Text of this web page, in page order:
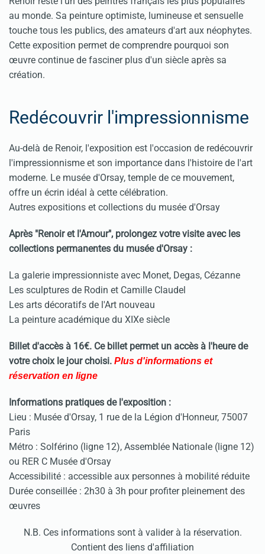
au monde. Sa peinture optimiste, lumineuse et sensuelle
touche tous les publics, des amateurs d'art aux néophytes.
Cette exposition permet de comprendre pourquoi son
œuvre continue de fasciner plus d'un siècle après sa
création.
Redécouvrir l'impressionnisme
Au-delà de Renoir, l'exposition est l'occasion de redécouvrir
l'impressionnisme et son importance dans l'histoire de l'art
moderne. Le musée d'Orsay, temple de ce mouvement,
offre un écrin idéal à cette célébration.
Autres expositions et collections du musée d'Orsay
Après "Renoir et l'Amour", prolongez votre visite avec les
collections permanentes du musée d'Orsay :
La galerie impressionniste avec Monet, Degas, Cézanne
Les sculptures de Rodin et Camille Claudel
Les arts décoratifs de l'Art nouveau
La peinture académique du XIXe siècle
Billet d'accès à 16€. Ce billet permet un accès à l'heure de
votre choix le jour choisi. Plus d'informations et
réservation en ligne
Informations pratiques de l'exposition :
Lieu : Musée d'Orsay, 1 rue de la Légion d'Honneur, 75007
Paris
Métro : Solférino (ligne 12), Assemblée Nationale (ligne 12)
ou RER C Musée d'Orsay
Accessibilité : accessible aux personnes à mobilité réduite
Durée conseillée : 2h30 à 3h pour profiter pleinement des
œuvres
N.B. Ces informations sont à valider à la réservation.
Contient des liens d'affiliation